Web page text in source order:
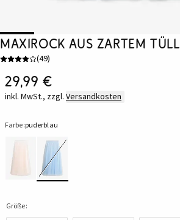
Maxirock aus zartem Tüll
(49)
29,99 €
inkl. MwSt., zzgl. Versandkosten
Farbe:puderblau
Größe: